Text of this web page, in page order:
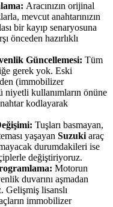
Aracınızın orijinal
mevcut anahtarınızın
bir kayıp senaryosuna
önceden hazırlıklı
Güncellemesi: Tüm
gerek yok. Eski
(immobilizer
niyetli kullanımların önüne
kodlayarak
Tuşları basmayan,
yaşayan Suzuki araç
durumdakileri ise
değiştiriyoruz.
Motorun
duvarını aşmadan
Gelişmiş lisanslı
immobilizer